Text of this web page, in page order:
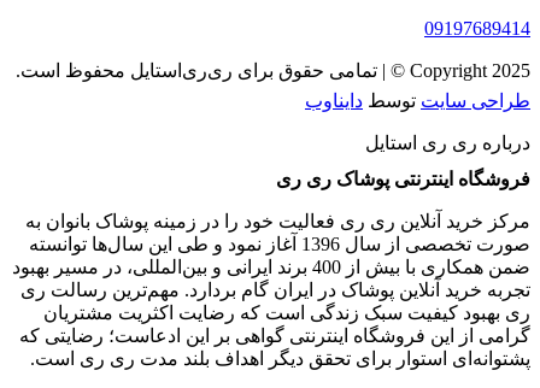
09197689414
Copyright 2025 © | تمامی حقوق برای ری‌ری‌استایل محفوظ است.
طراحی سایت توسط دایناوب
درباره ری ری استایل
فروشگاه اینترنتی پوشاک ری ری
مرکز خرید آنلاین ری ری فعالیت خود را در زمینه پوشاک بانوان به
‌صورت تخصصی از سال 1396 آغاز نمود و طی این سال‌ها توانسته
ضمن همکاری با بیش از 400 برند ایرانی و بین‌المللی، در مسیر بهبود
تجربه خرید آنلاین پوشاک در ایران گام بردارد. مهم‌ترین رسالت ری
ری بهبود کیفیت سبک زندگی است که رضایت اکثریت مشتریان
گرامی از این فروشگاه اینترنتی گواهی بر این ادعاست؛ رضایتی که
پشتوانه‌ای استوار برای تحقق دیگر اهداف بلند مدت ری ری است.